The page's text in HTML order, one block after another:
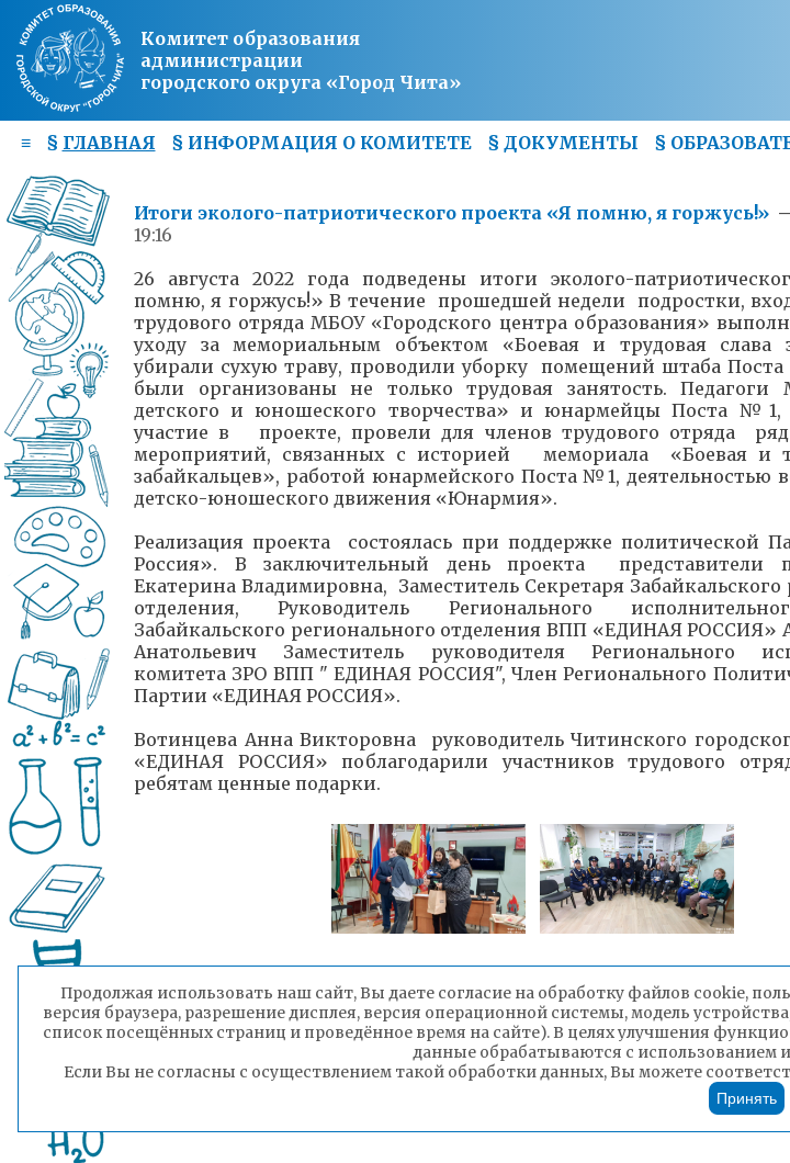
Комитет образования
администрации
городского округа «Город Чита»
≡ § ГЛАВНАЯ § ИНФОРМАЦИЯ О КОМИТЕТЕ § ДОКУМЕНТЫ §
Итоги эколого-патриотического проекта «Я помню, я горжусь!»
19:16
26 августа 2022 года подведены итоги эколого-
помню, я горжусь!» В течение прошедшей недели подростки,
трудового отряда МБОУ «Городского центра образования»
уходу за мемориальным объектом «Боевая и трудовая слава
убирали сухую траву, проводили уборку помещений штаба
были организованы не только трудовая занятость.
детского и юношеского творчества» и юнармейцы Поста
участие в проекте, провели для членов трудового отряда
мероприятий, связанных с историей мемориала «Боевая и
забайкальцев», работой юнармейского Поста №1, деятельностью
детско-юношеского движения «Юнармия».
Реализация проекта состоялась при поддержке политической
Россия». В заключительный день проекта представители
Екатерина Владимировна, Заместитель Секретаря Забайкальского
отделения, Руководитель Регионального
Забайкальского регионального отделения ВПП «ЕДИНАЯ РОССИЯ»
Анатольевич Заместитель руководителя Регионального
комитета ЗРО ВПП " ЕДИНАЯ РОССИЯ", Член Регионального
Партии «ЕДИНАЯ РОССИЯ».
Вотинцева Анна Викторовна руководитель Читинского
«ЕДИНАЯ РОССИЯ» поблагодарили участников трудового
ребятам ценные подарки.
Пресс-служба комитета образования
администрации городского округа «Город Чита»
Продолжая использовать наш сайт, Вы даете согласие на обработку файлов cookie,
версия браузера, разрешение дисплея, версия операционной системы, модель
список посещённых страниц и проведённое время на сайте). В целях улучшения
данные обрабатываются с использованием
Если Вы не согласны с осуществлением такой обработки данных, Вы можете
Принять